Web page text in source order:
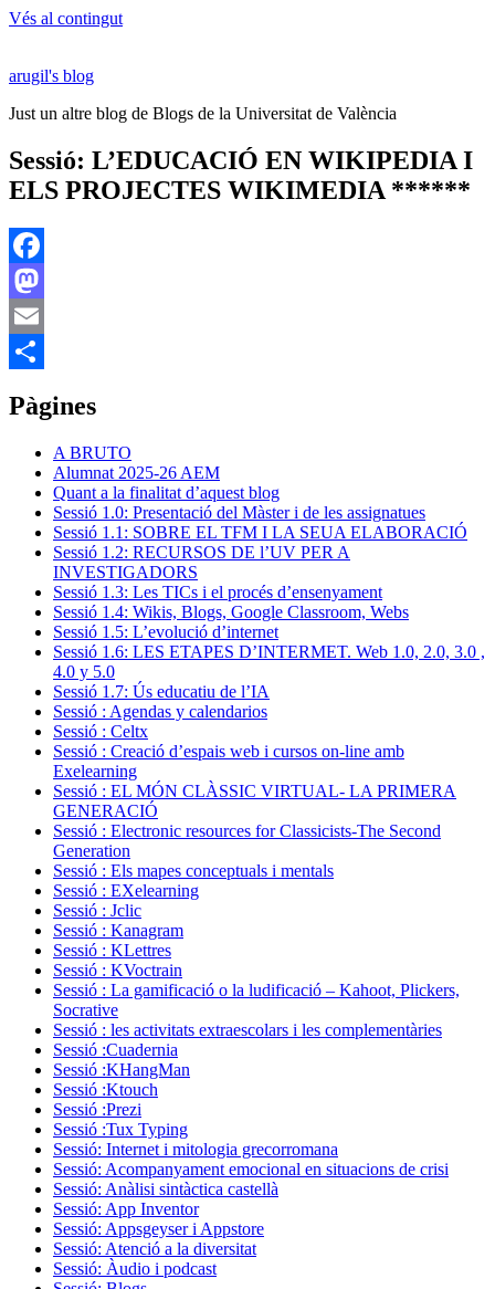
Vés al contingut
arugil's blog
Just un altre blog de Blogs de la Universitat de València
Sessió: L’EDUCACIÓ EN WIKIPEDIA I
ELS PROJECTES WIKIMEDIA ******
Facebook
Mastodon
Email
Pàgines
A BRUTO
Alumnat 2025-26 AEM
Quant a la finalitat d’aquest blog
Sessió 1.0: Presentació del Màster i de les assignatues
Sessió 1.1: SOBRE EL TFM I LA SEUA ELABORACIÓ
Sessió 1.2: RECURSOS DE l’UV PER A
INVESTIGADORS
Sessió 1.3: Les TICs i el procés d’ensenyament
Sessió 1.4: Wikis, Blogs, Google Classroom, Webs
Sessió 1.5: L’evolució d’internet
Sessió 1.6: LES ETAPES D’INTERMET. Web 1.0, 2.0, 3.0 ,
4.0 y 5.0
Sessió 1.7: Ús educatiu de l’IA
Sessió : Agendas y calendarios
Sessió : Celtx
Sessió : Creació d’espais web i cursos on-line amb
Exelearning
Sessió : EL MÓN CLÀSSIC VIRTUAL- LA PRIMERA
GENERACIÓ
Sessió : Electronic resources for Classicists-The Second
Generation
Sessió : Els mapes conceptuals i mentals
Sessió : EXelearning
Sessió : Jclic
Sessió : Kanagram
Sessió : KLettres
Sessió : KVoctrain
Sessió : La gamificació o la ludificació – Kahoot, Plickers,
Socrative
Sessió : les activitats extraescolars i les complementàries
Sessió :Cuadernia
Sessió :KHangMan
Sessió :Ktouch
Sessió :Prezi
Sessió :Tux Typing
Sessió: Internet i mitologia grecorromana
Sessió: Acompanyament emocional en situacions de crisi
Sessió: Anàlisi sintàctica castellà
Sessió: App Inventor
Sessió: Appsgeyser i Appstore
Sessió: Atenció a la diversitat
Sessió: Àudio i podcast